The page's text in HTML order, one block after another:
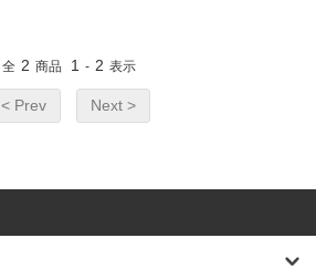
全 2 商品 1 - 2 表示
< Prev Next >